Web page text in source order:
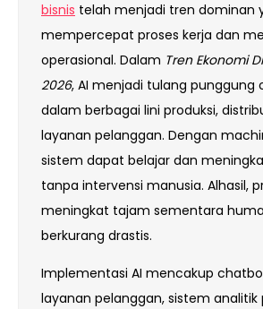
bisnis telah menjadi tren dominan
mempercepat proses kerja dan
operasional. Dalam Tren Ekonomi
2026, AI menjadi tulang punggung
dalam berbagai lini produksi,
layanan pelanggan. Dengan
sistem dapat belajar dan
tanpa intervensi manusia. Alhasil,
meningkat tajam sementara
berkurang drastis.
Implementasi AI mencakup
layanan pelanggan, sistem